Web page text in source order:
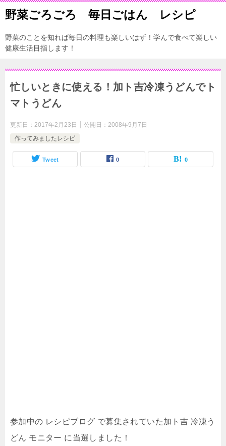
野菜ごろごろ 毎日ごはん レシピ
野菜のことを知れば毎日の料理も楽しいはず！学んで食べて楽しい
健康生活目指します！
忙しいときに使える！加ト吉冷凍うどんでト
マトうどん
更新日： 2017年2月23日 公開日： 2008年9月7日
作ってみましたレシピ
Tweet 0 0
参加中の レシピブログ で募集されていた加ト吉 冷凍う
どん モニター に当選しました！